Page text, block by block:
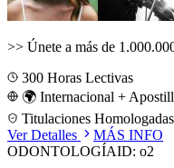
>> Únete a más de
300 Horas Lectivas
🌍 Internacional +
Titulaciones Homologadas
Ver Detalles
MÁS INFO
ODONTOLOGÍAID: o2